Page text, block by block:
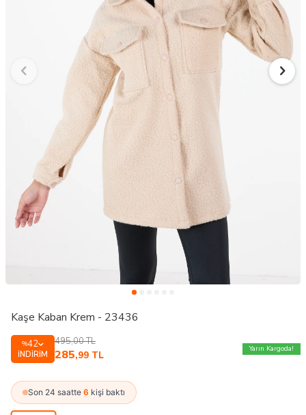
Kaşe Kaban Krem - 23436
%42
İNDIRIM
495,00TL
285,99 TL
Yarın Kargoda!
Son 24 saatte 6 kişi baktı